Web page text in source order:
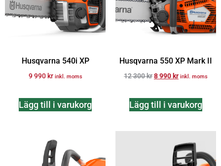
Husqvarna 540i XP
9 990 kr inkl. moms
Lägg till i varukorg
Husqvarna 550 XP Mark II
12 300kr8 990 kr inkl. moms
Lägg till i varukorg